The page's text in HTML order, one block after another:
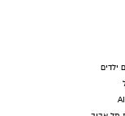
ילדים